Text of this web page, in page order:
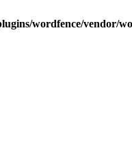
wordfence/vendor/